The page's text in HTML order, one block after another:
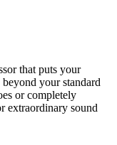
that puts your
your standard
or completely
extraordinary sound